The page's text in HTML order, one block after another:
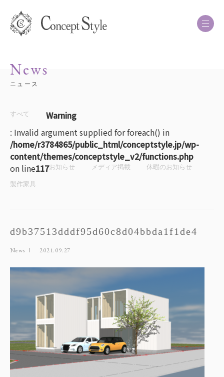
News
ニュース
すべて
Warning
: Invalid argument supplied for foreach() in
/home/r3784865/public_html/conceptstyle.jp/wp-
content/themes/conceptstyle_v2/functions.php
on line117お知らせ メディア掲載 休暇のお知らせ
製作家具
d9b37513dddf95d60c8d04bbda1f1de4
News 2021.09.27